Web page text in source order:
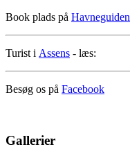
Book plads på Havneguiden
Turist i Assens - læs:
Besøg os på Facebook
Gallerier